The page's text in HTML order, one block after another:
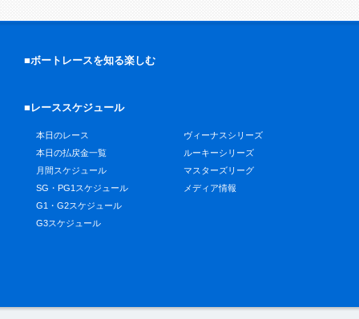
■ボートレースを知る楽しむ
■レーススケジュール
本日のレース
本日の払戻金一覧
月間スケジュール
SG・PG1スケジュール
G1・G2スケジュール
G3スケジュール
ヴィーナスシリーズ
ルーキーシリーズ
マスターズリーグ
メディア情報